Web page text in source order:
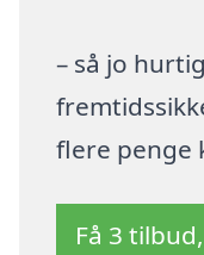
– så jo
flere penge
Få 3